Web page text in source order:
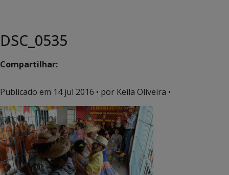
DSC_0535
Compartilhar:
Publicado em 14 jul 2016 • por Keila Oliveira •